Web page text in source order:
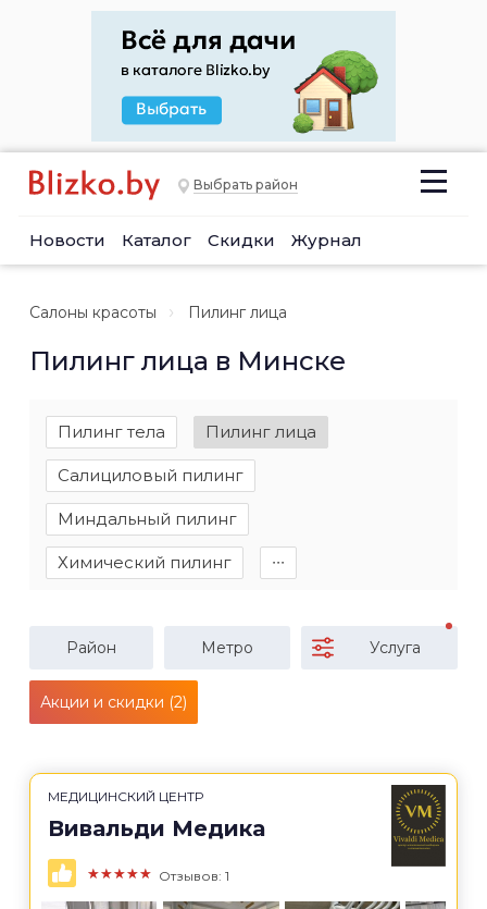
Выбрать район
Новости Каталог Скидки Журнал
Салоны красоты Пилинг лица
Пилинг лица в Минске
Пилинг тела Пилинг лица
Салициловый пилинг
Миндальный пилинг
Химический пилинг ∙∙∙
Район Метро Услуга
Акции и скидки (2)
МЕДИЦИНСКИЙ ЦЕНТР
Вивальди Медика
★★★★★ Отзывов: 1